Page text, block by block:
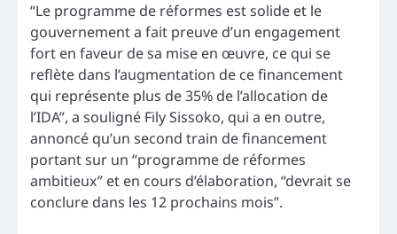
“Le programme de réformes est solide et le
gouvernement a fait preuve d’un engagement
fort en faveur de sa mise en œuvre, ce qui se
reflète dans l’augmentation de ce financement
qui représente plus de 35% de l’allocation de
l’IDA”, a souligné Fily Sissoko, qui a en outre,
annoncé qu’un second train de financement
portant sur un “programme de réformes
ambitieux” et en cours d’élaboration, “devrait se
conclure dans les 12 prochains mois”.